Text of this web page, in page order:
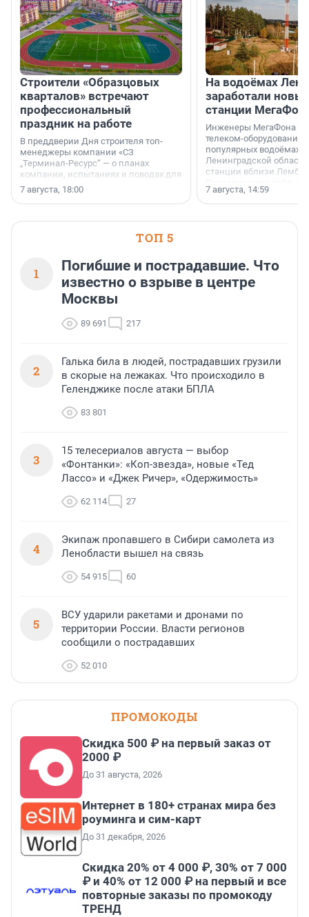
Строители «Образцовых
кварталов» встречают
профессиональный
праздник на работе
В преддверии Дня строителя топ-
менеджеры компании «СЗ
„Терминал-Ресурс“ — о планах
компании, испытаниях и поводах для
осторожного оптимизма.
7 августа, 18:00
На водоёмах
заработали
станции
Инженеры МегаФона
телеком-оборудование
популярных водоёмах
Ленинградской
станции вблизи
недалеко от Большого
водопада.
7 августа, 14:59
ТОП 5
1
Погибшие и пострадавшие. Что
известно о взрыве в центре
Москвы
89 691 217
2
Галька била в людей, пострадавших грузили
в скорые на лежаках. Что происходило в
Геленджике после атаки БПЛА
83 801
3
15 телесериалов августа — выбор
«Фонтанки»: «Коп-звезда», новые «Тед
Лассо» и «Джек Ричер», «Одержимость»
62 114 27
4
Экипаж пропавшего в Сибири самолета из
Ленобласти вышел на связь
54 915 60
5
ВСУ ударили ракетами и дронами по
территории России. Власти регионов
сообщили о пострадавших
52 010
ПРОМОКОДЫ
Скидка 500 ₽ на первый заказ от
2000 ₽
До 31 августа, 2026
Интернет в 180+ странах мира без
роуминга и сим-карт
До 31 декабря, 2026
Скидка 20% от 4 000 ₽, 30% от 7 000
₽ и 40% от 12 000 ₽ на первый и все
повторные заказы по промокоду
ТРЕНД